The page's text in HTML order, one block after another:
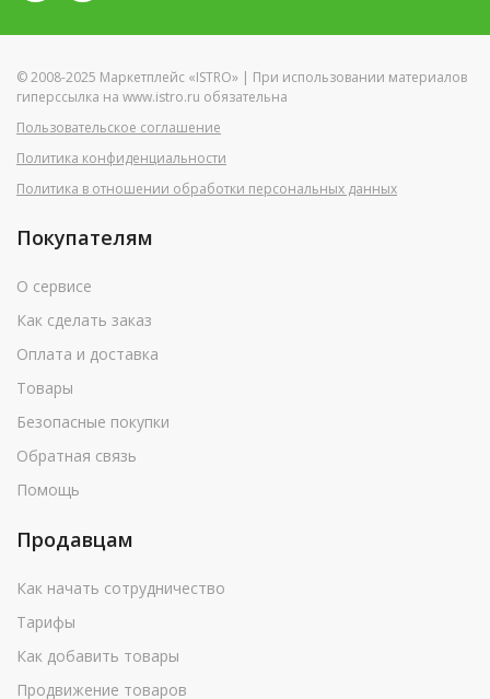
© 2008-2025 Маркетплейс «ISTRO» | При использовании материалов
гиперссылка на www.istro.ru обязательна
Пользовательское соглашение
Политика конфиденциальности
Политика в отношении обработки персональных данных
Покупателям
О сервисе
Как сделать заказ
Оплата и доставка
Товары
Безопасные покупки
Обратная связь
Помощь
Продавцам
Как начать сотрудничество
Тарифы
Как добавить товары
Продвижение товаров